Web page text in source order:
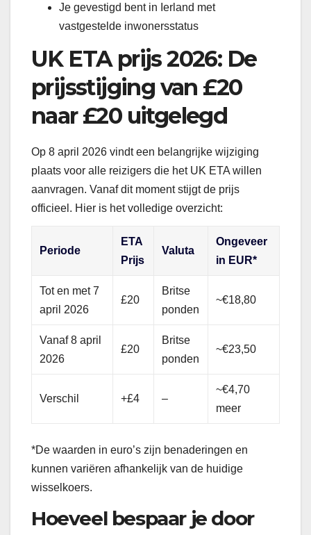
Je gevestigd bent in Ierland met
vastgestelde inwonersstatus
UK ETA prijs 2026: De
prijsstijging van £20
naar £20 uitgelegd
Op 8 april 2026 vindt een belangrijke wijziging
plaats voor alle reizigers die het UK ETA willen
aanvragen. Vanaf dit moment stijgt de prijs
officieel. Hier is het volledige overzicht:
Periode
ETA
Prijs
Valuta
Ongeveer
in EUR*
Tot en met 7
april 2026
£20
Britse
ponden
~€18,80
Vanaf 8 april
2026
£20
Britse
ponden
~€23,50
Verschil +£4 –
~€4,70
meer
*De waarden in euro’s zijn benaderingen en
kunnen variëren afhankelijk van de huidige
wisselkoers.
Hoeveel bespaar je door